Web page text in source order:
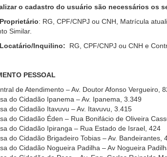
o cadastro do usuário são necessários os
: RG, CPF/CNPJ ou CNH, Matrícula
Similar.
Inquilino:
RG, CPF/CNPJ ou CNH e
PESSOAL
de Atendimento – Av. Doutor Afonso Vergueiro,
do Cidadão Ipanema – Av. Ipanema, 3.349
do Cidadão Itavuvu – Av. Itavuvu, 3.415
do Cidadão Éden – Rua Bonifácio de Oliveira
do Cidadão Ipiranga – Rua Estado de Israel, 424
do Cidadão Brigadeiro Tobias – Av. Bandeirantes,
do Cidadão Nogueira Padilha – Av Nogueira